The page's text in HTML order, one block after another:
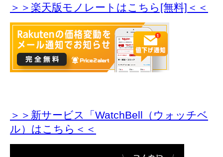
＞＞楽天版モノレートはこちら[無料]＜＜
＞＞新サービス「WatchBell（ウォッチベ
ル）はこちら＜＜